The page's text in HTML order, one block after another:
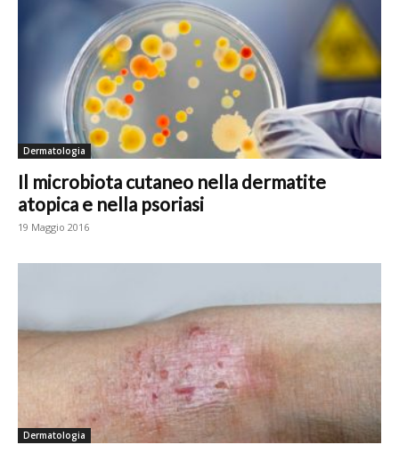
Dermatologia
Il microbiota cutaneo nella dermatite
atopica e nella psoriasi
19 Maggio 2016
Dermatologia